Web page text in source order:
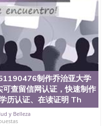
制作乔治亚大学
可查留信网认证，快速制作
历认证、在读证明 Th
y Belleza